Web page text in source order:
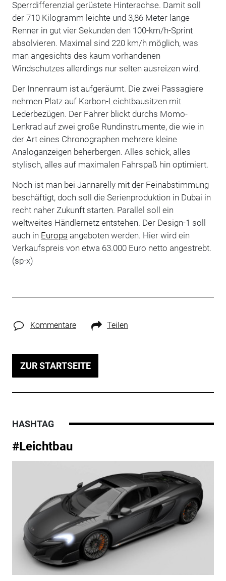
Sperrdifferenzial gerüstete Hinterachse. Damit soll
der 710 Kilogramm leichte und 3,86 Meter lange
Renner in gut vier Sekunden den 100-km/h-Sprint
absolvieren. Maximal sind 220 km/h möglich, was
man angesichts des kaum vorhandenen
Windschutzes allerdings nur selten ausreizen wird.
Der Innenraum ist aufgeräumt. Die zwei Passagiere
nehmen Platz auf Karbon-Leichtbausitzen mit
Lederbezügen. Der Fahrer blickt durchs Momo-
Lenkrad auf zwei große Rundinstrumente, die wie in
der Art eines Chronographen mehrere kleine
Analoganzeigen beherbergen. Alles schick, alles
stylisch, alles auf maximalen Fahrspaß hin optimiert.
Noch ist man bei Jannarelly mit der Feinabstimmung
beschäftigt, doch soll die Serienproduktion in Dubai in
recht naher Zukunft starten. Parallel soll ein
weltweites Händlernetz entstehen. Der Design-1 soll
auch in Europa angeboten werden. Hier wird ein
Verkaufspreis von etwa 63.000 Euro netto angestrebt.
(sp-x)
Kommentare Teilen
ZUR STARTSEITE
HASHTAG
#Leichtbau